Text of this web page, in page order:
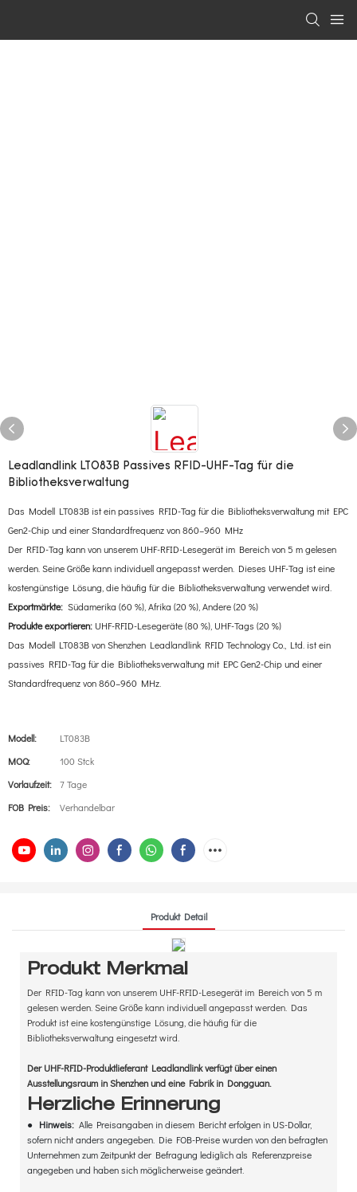
Leadlandlink LT083B Passives RFID-UHF-Tag für die
Bibliotheksverwaltung
Das Modell LT083B ist ein passives RFID-Tag für die Bibliotheksverwaltung mit EPC
Gen2-Chip und einer Standardfrequenz von 860–960 MHz
Der RFID-Tag kann von unserem UHF-RFID-Lesegerät im Bereich von 5 m gelesen
werden. Seine Größe kann individuell angepasst werden. Dieses UHF-Tag ist eine
kostengünstige Lösung, die häufig für die Bibliotheksverwaltung verwendet wird.
Exportmärkte: Südamerika (60 %), Afrika (20 %), Andere (20 %)
Produkte exportieren: UHF-RFID-Lesegeräte (80 %), UHF-Tags (20 %)
Das Modell LT083B von Shenzhen Leadlandlink RFID Technology Co., Ltd. ist ein
passives RFID-Tag für die Bibliotheksverwaltung mit EPC Gen2-Chip und einer
Standardfrequenz von 860–960 MHz.
Modell:
LT083B
MOQ:
100 Stck
Vorlaufzeit:
7 Tage
FOB Preis:
Verhandelbar
Produkt Detail
Produkt Merkmal
Der RFID-Tag kann von unserem UHF-RFID-Lesegerät im Bereich von 5 m
gelesen werden. Seine Größe kann individuell angepasst werden. Das
Produkt ist eine kostengünstige Lösung, die häufig für die
Bibliotheksverwaltung eingesetzt wird.
Der UHF-RFID-Produktlieferant Leadlandlink verfügt über einen
Ausstellungsraum in Shenzhen und eine Fabrik in Dongguan.
Herzliche Erinnerung
● Hinweis: Alle Preisangaben in diesem Bericht erfolgen in US-Dollar,
sofern nicht anders angegeben. Die FOB-Preise wurden von den befragten
Unternehmen zum Zeitpunkt der Befragung lediglich als Referenzpreise
angegeben und haben sich möglicherweise geändert.